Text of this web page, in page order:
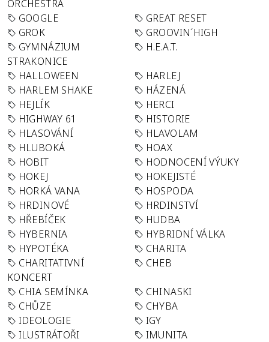
ORCHESTRA
GOOGLE
GREAT RESET
GROK
GROOVIN´HIGH
GYMNÁZIUM
STRAKONICE
H.E.A.T.
HALLOWEEN
HARLEJ
HARLEM SHAKE
HÁZENÁ
HEJLÍK
HERCI
HIGHWAY 61
HISTORIE
HLASOVÁNÍ
HLAVOLAM
HLUBOKÁ
HOAX
HOBIT
HODNOCENÍ VÝUKY
HOKEJ
HOKEJISTÉ
HORKÁ VANA
HOSPODA
HRDINOVÉ
HRDINSTVÍ
HŘEBÍČEK
HUDBA
HYBERNIA
HYBRIDNÍ VÁLKA
HYPOTÉKA
CHARITA
CHARITATIVNÍ
KONCERT
CHEB
CHIA SEMÍNKA
CHINASKI
CHŮZE
CHYBA
IDEOLOGIE
IGY
ILUSTRÁTOŘI
IMUNITA